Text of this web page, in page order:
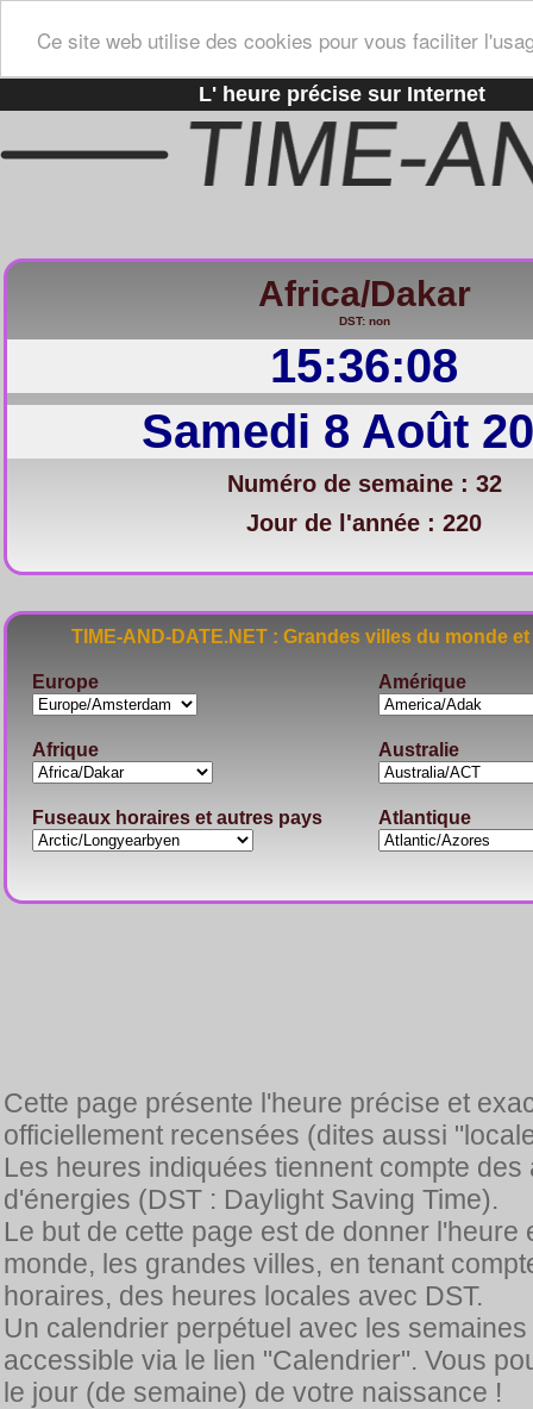
Ce site web utilise des cookies pour vous faciliter
L' heure précise sur Internet
Africa/Dakar
DST: non
15:36:09
Samedi 8 Août
Numéro de semaine : 32
Jour de l'année : 220
TIME-AND-DATE.NET : Grandes villes du
Europe Amérique
Afrique Australie
Fuseaux horaires et autres pays Atlantique
Cette page présente l'heure précise et
officiellement recensées (dites aussi
Les heures indiquées tiennent compte
d'énergies (DST : Daylight Saving Time).
Le but de cette page est de donner
monde, les grandes villes, en tenant
horaires, des heures locales avec DST.
Un calendrier perpétuel avec les
accessible via le lien "Calendrier". Vous
le jour (de semaine) de votre naissance !